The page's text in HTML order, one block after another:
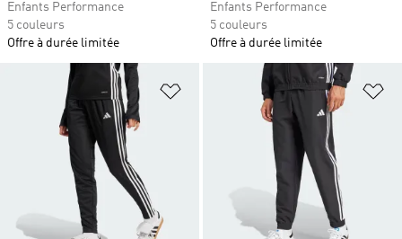
Enfants Performance
5 couleurs
Offre à durée limitée
Enfants Performance
5 couleurs
Offre à durée limitée
Ajouter à la Liste de produits